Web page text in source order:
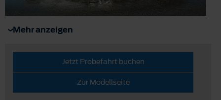
Mehr anzeigen
Jetzt Probefahrt buchen
Zur Modellseite